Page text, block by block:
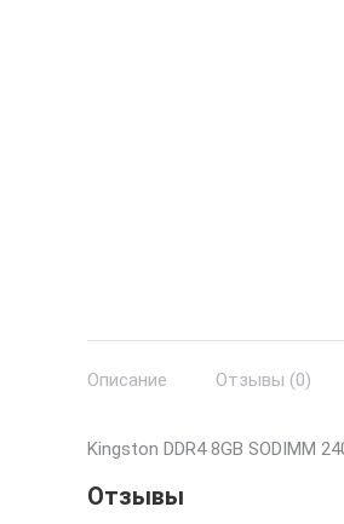
Описание Отзывы (0)
Kingston DDR4 8GB SODIMM
Отзывы